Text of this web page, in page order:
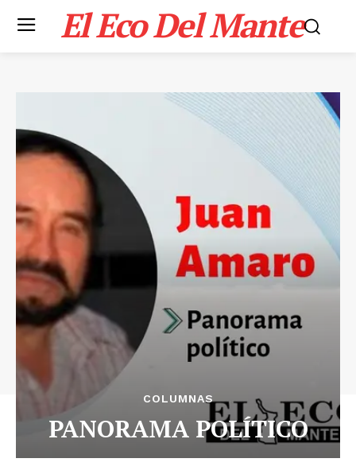
El Eco Del Mante
COLUMNAS
PANORAMA POLÍTICO